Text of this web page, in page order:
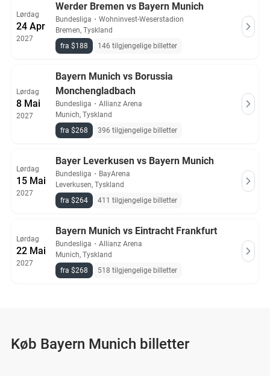
Lørdag
24 Apr
2027
Werder Bremen vs Bayern Munich
Bundesliga ・ Wohninvest-Weserstadion
Bremen, Tyskland
fra $188
146 tilgjengelige billetter
Lørdag
8 Mai
2027
Bayern Munich vs Borussia
Monchengladbach
Bundesliga ・ Allianz Arena
Munich, Tyskland
fra $268
396 tilgjengelige billetter
Lørdag
15 Mai
2027
Bayer Leverkusen vs Bayern Munich
Bundesliga ・ BayArena
Leverkusen, Tyskland
fra $264
411 tilgjengelige billetter
Lørdag
22 Mai
2027
Bayern Munich vs Eintracht Frankfurt
Bundesliga ・ Allianz Arena
Munich, Tyskland
fra $268
518 tilgjengelige billetter
Køb Bayern Munich billetter